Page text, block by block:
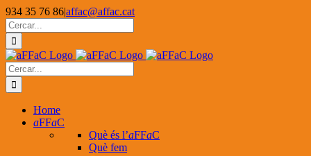
Skip
to
content
934 35 76 86|affac@affac.cat
Facebook
X
YouTube
Cerca
…
Cerca
…
Home
aFFaC
Què és l’aFFaC
Què fem